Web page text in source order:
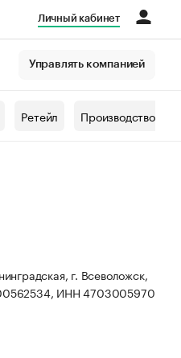
Личный кабинет
Управлять компанией
Ретейл Производство
г. Всеволожск,
ИНН 4703005970